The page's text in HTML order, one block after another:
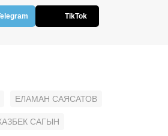
TikTok
ЕЛАМАН САЯСАТОВ
САГЫН